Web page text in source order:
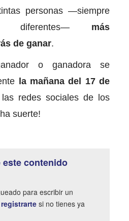
personas —siempre
diferentes— más
de ganar.
o ganadora se
la mañana del 17 de
redes sociales de los
suerte!
contenido
para escribir un
registrarte si no tienes ya